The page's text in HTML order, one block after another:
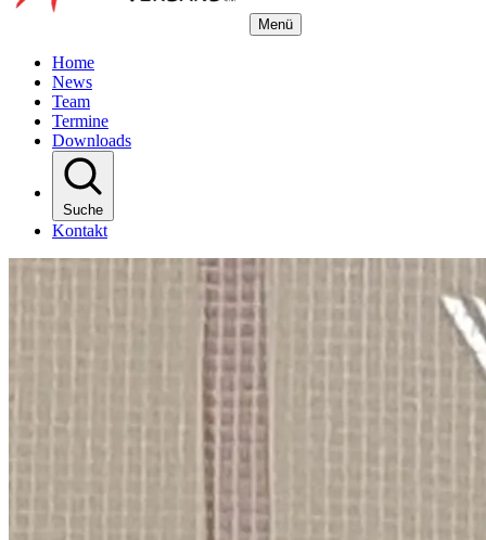
Menü
Home
News
Team
Termine
Downloads
Suche
Kontakt